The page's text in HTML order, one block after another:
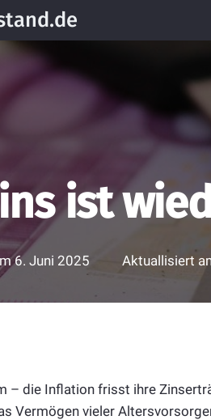
ist
6. Juni 2025 Aktuallisiert
– die Inflation frisst ihre
Vermögen vieler